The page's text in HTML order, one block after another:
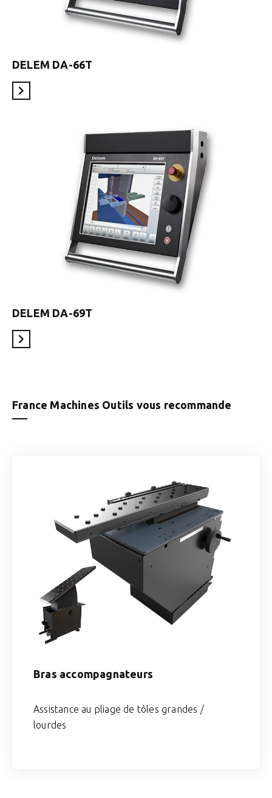
DELEM DA-66T
En savoir plus
DELEM DA-69T
En savoir plus
France Machines Outils vous recommande
Bras accompagnateurs
Assistance au pliage de tôles grandes /
lourdes